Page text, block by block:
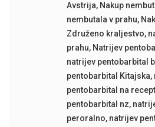
Avstrija, Nakup
nembutala v prahu,
Združeno kraljestvo,
prahu, Natrijev
natrijev pentobarbital
pentobarbital Kitajska,
pentobarbital na recept
pentobarbital nz,
peroralno, natrijev